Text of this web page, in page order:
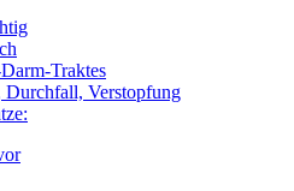
Traktes
Durchfall, Verstopfung